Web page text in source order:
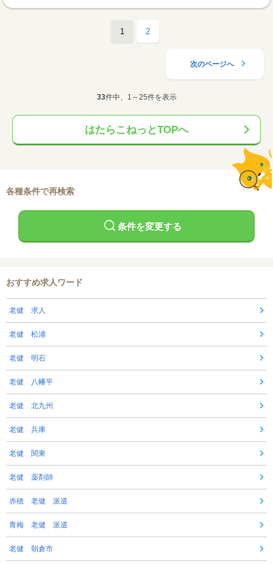
1 2
次のページへ
33件中、1～25件を表示
はたらこねっとTOPへ
各種条件で再検索
条件を変更する
おすすめ求人ワード
老健 求人
老健 松浦
老健 明石
老健 八幡平
老健 北九州
老健 兵庫
老健 関東
老健 薬剤師
赤穂 老健 派遣
青梅 老健 派遣
老健 朝倉市